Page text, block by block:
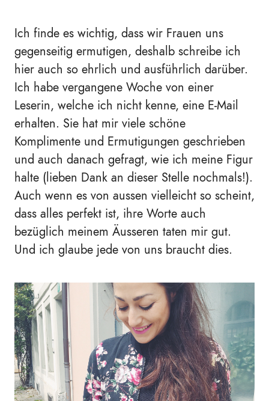
Ich finde es wichtig, dass wir Frauen uns
gegenseitig ermutigen, deshalb schreibe ich
hier auch so ehrlich und ausführlich darüber.
Ich habe vergangene Woche von einer
Leserin, welche ich nicht kenne, eine E-Mail
erhalten. Sie hat mir viele schöne
Komplimente und Ermutigungen geschrieben
und auch danach gefragt, wie ich meine Figur
halte (lieben Dank an dieser Stelle nochmals!).
Auch wenn es von aussen vielleicht so scheint,
dass alles perfekt ist, ihre Worte auch
bezüglich meinem Äusseren taten mir gut.
Und ich glaube jede von uns braucht dies.